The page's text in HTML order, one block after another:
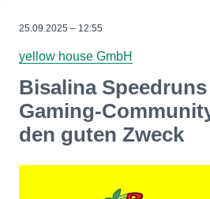
25.09.2025 – 12:55
yellow house GmbH
Bisalina Speedruns
Gaming-
den guten Zweck